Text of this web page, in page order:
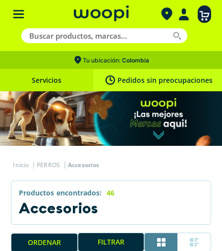
Tu ubicación: Colombia
Servicios Pedidos sin preocupaciones
PERROS Accesorios
46
Productos
Accesorios
FILTRAR